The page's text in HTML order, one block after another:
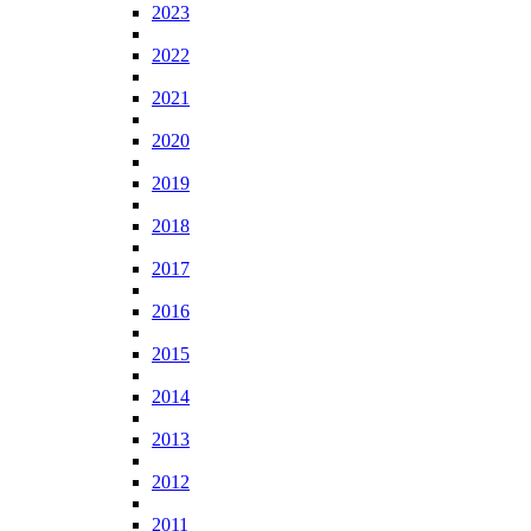
2023
2022
2021
2020
2019
2018
2017
2016
2015
2014
2013
2012
2011